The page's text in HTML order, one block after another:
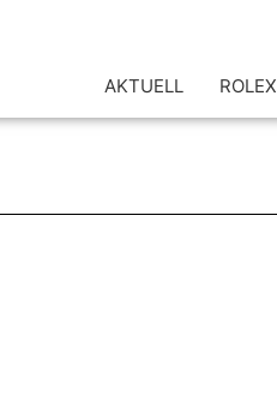
AKTUELL ROLEX